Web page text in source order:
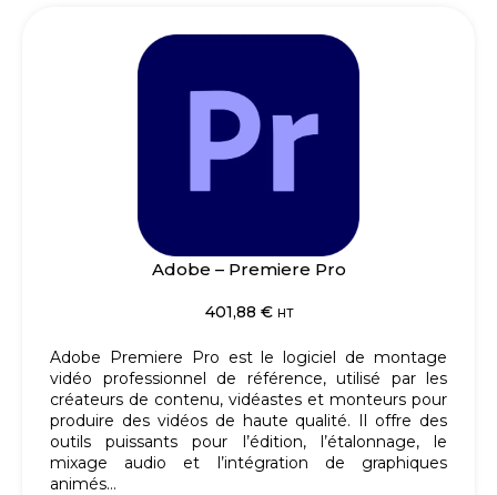
Adobe – Premiere Pro
401,88 € HT
Adobe Premiere Pro est le logiciel de montage
vidéo professionnel de référence, utilisé par les
créateurs de contenu, vidéastes et monteurs pour
produire des vidéos de haute qualité. Il offre des
outils puissants pour l’édition, l’étalonnage, le
mixage audio et l’intégration de graphiques
animés…